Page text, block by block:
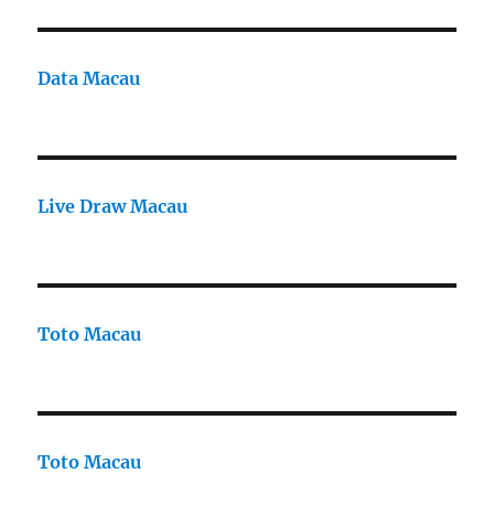
Data Macau
Live Draw Macau
Toto Macau
Toto Macau